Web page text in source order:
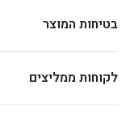
בטיחות המוצר
לקוחות ממליצים